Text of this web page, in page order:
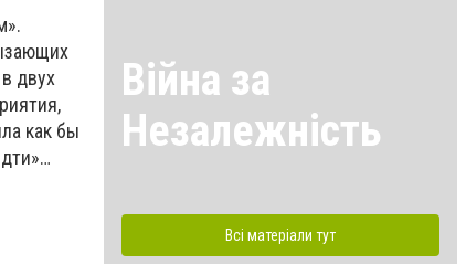
двух
как бы
Війна за
Незалежність
Всі матеріали тут